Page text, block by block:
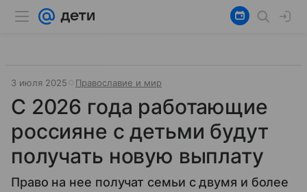
3 июля 2025 Православие и мир
С 2026 года работающие
россияне с детьми будут
получать новую выплату
Право на нее получат семьи с двумя и более